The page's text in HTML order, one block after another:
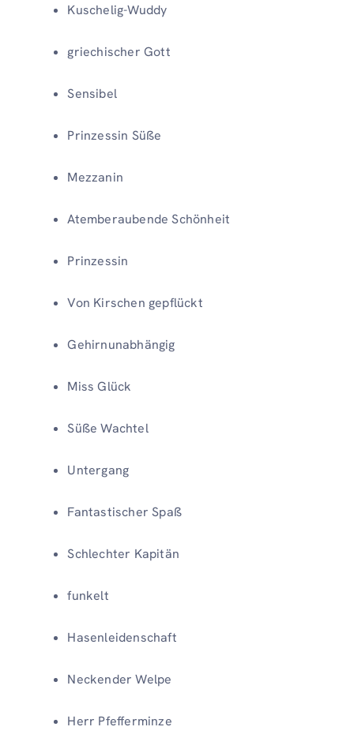
Kuschelig-Wuddy
griechischer Gott
Sensibel
Prinzessin Süße
Mezzanin
Atemberaubende Schönheit
Prinzessin
Von Kirschen gepflückt
Gehirnunabhängig
Miss Glück
Süße Wachtel
Untergang
Fantastischer Spaß
Schlechter Kapitän
funkelt
Hasenleidenschaft
Neckender Welpe
Herr Pfefferminze